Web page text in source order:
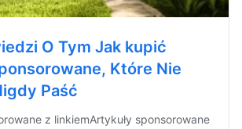
O Tym Jak kupić
Które Nie
Paść
z linkiemArtykuły sponsorowane